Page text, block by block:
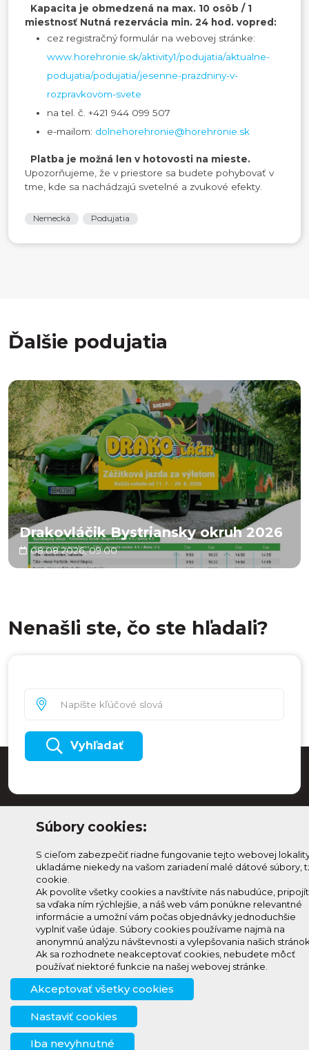
Kapacita je obmedzená na max. 10 osôb / 1
miestnosť Nutná rezervácia min. 24 hod. vopred:
cez registračný formulár na webovej stránke:
www.horehronie.sk/aktivity1/podujatia/aktualne-
podujatia/podujatia/jesenne-prazdniny-v-
rozpravkovom-svete
na tel. č. +421 944 099 507
e-mailom: dolnehorehronie@horehronie.sk
Platba je možná len v hotovosti na mieste.
Upozorňujeme, že v priestore sa budete pohybovať v
tme, kde sa nachádzajú svetelné a zvukové efekty.
Nemecká Podujatia
Ďalšie podujatia
Drakovláčik Bystriansky okruh 2026
08.08.2026, 09:00
Nenašli ste, čo ste hľadali?
Vyhľadať
info@knh.sk
+421 903
294 997
Prihlásenie
Zmeniť
nastavenie
cookies
Odoberaj Kam na
Horehroní
Prihlás sa na odber a
dostávaj novinky ako prvý
Súbory cookies:
S cieľom zabezpečiť riadne fungovanie tejto webovej
ukladáme niekedy na vašom zariadení malé dátové súbory,
cookie.
Ak povolíte všetky cookies a navštívite nás nabudúce,
sa vďaka ním rýchlejšie, a náš web vám ponúkne relevantné
informácie a umožní vám počas objednávky jednoduchšie
vyplniť vaše údaje. Súbory cookies používame najmä na
anonymnú analýzu návštevnosti a vylepšovania našich
Ak sa rozhodnete neakceptovať cookies, nebudete môcť
používať niektoré funkcie na našej webovej stránke.
Akceptovať všetky cookies
Nastaviť cookies
Iba nevyhnutné